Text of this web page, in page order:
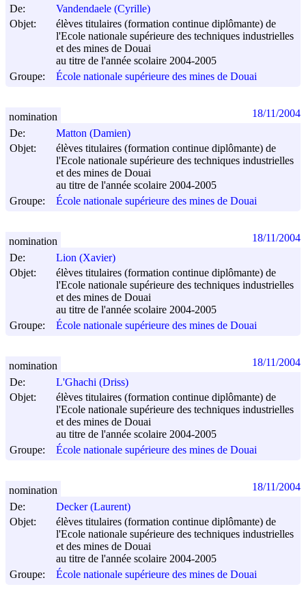
De:
Vandendaele (Cyrille)
Objet:
élèves titulaires (formation continue diplômante) de
l'Ecole nationale supérieure des techniques industrielles
et des mines de Douai
au titre de l'année scolaire 2004-2005
Groupe:
École nationale supérieure des mines de Douai
De:
Matton (Damien)
Objet:
élèves titulaires (formation continue diplômante) de
l'Ecole nationale supérieure des techniques industrielles
et des mines de Douai
au titre de l'année scolaire 2004-2005
Groupe:
École nationale supérieure des mines de Douai
nomination 18/11/2004
De:
Lion (Xavier)
Objet:
élèves titulaires (formation continue diplômante) de
l'Ecole nationale supérieure des techniques industrielles
et des mines de Douai
au titre de l'année scolaire 2004-2005
Groupe:
École nationale supérieure des mines de Douai
nomination 18/11/2004
De:
L'Ghachi (Driss)
Objet:
élèves titulaires (formation continue diplômante) de
l'Ecole nationale supérieure des techniques industrielles
et des mines de Douai
au titre de l'année scolaire 2004-2005
Groupe:
École nationale supérieure des mines de Douai
nomination 18/11/2004
De:
Decker (Laurent)
Objet:
élèves titulaires (formation continue diplômante) de
l'Ecole nationale supérieure des techniques industrielles
et des mines de Douai
au titre de l'année scolaire 2004-2005
Groupe:
École nationale supérieure des mines de Douai
nomination 18/11/2004